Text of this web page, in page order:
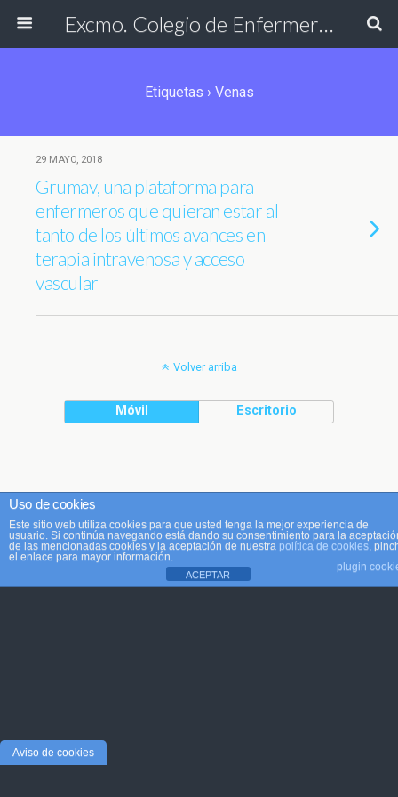
Excmo. Colegio de Enfermería de Cádiz
Etiquetas › Venas
29 MAYO, 2018
Grumav, una plataforma para
enfermeros que quieran estar al
tanto de los últimos avances en
terapia intravenosa y acceso
vascular
Volver arriba
Móvil Escritorio
Uso de cookies
Este sitio web utiliza cookies para que usted tenga la mejor experiencia de
usuario. Si continúa navegando está dando su consentimiento para la
de las mencionadas cookies y la aceptación de nuestra política de cookies,
el enlace para mayor información.
plugin
ACEPTAR
Aviso de cookies